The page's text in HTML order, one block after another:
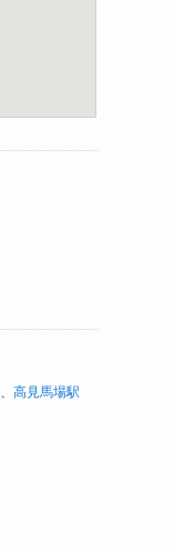
、 高見馬場駅